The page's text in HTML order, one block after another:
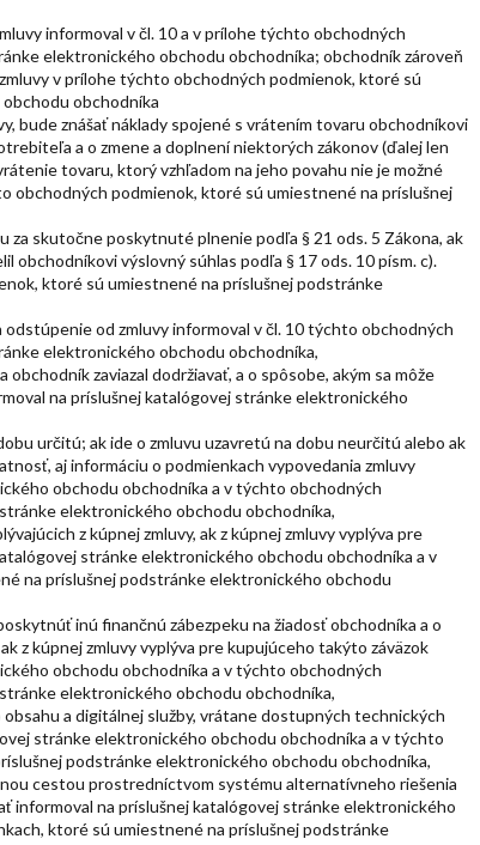
informoval v čl. 10 a v prílohe týchto obchodných
elektronického obchodu obchodníka; obchodník zároveň
v prílohe týchto obchodných podmienok, ktoré sú
obchodníka
bude znášať náklady spojené s vrátením tovaru obchodníkovi
a o zmene a doplnení niektorých zákonov (ďalej len
tovaru, ktorý vzhľadom na jeho povahu nie je možné
podmienok, ktoré sú umiestnené na príslušnej
skutočne poskytnuté plnenie podľa § 21 ods. 5 Zákona, ak
obchodníkovi výslovný súhlas podľa § 17 ods. 10 písm. c).
ktoré sú umiestnené na príslušnej podstránke
od zmluvy informoval v čl. 10 týchto obchodných
elektronického obchodu obchodníka,
zaviazal dodržiavať, a o spôsobe, akým sa môže
na príslušnej katalógovej stránke elektronického
určitú; ak ide o zmluvu uzavretú na dobu neurčitú alebo ak
aj informáciu o podmienkach vypovedania zmluvy
obchodu obchodníka a v týchto obchodných
elektronického obchodu obchodníka,
z kúpnej zmluvy, ak z kúpnej zmluvy vyplýva pre
stránke elektronického obchodu obchodníka a v
na príslušnej podstránke elektronického obchodu
inú finančnú zábezpeku na žiadosť obchodníka a o
z kúpnej zmluvy vyplýva pre kupujúceho takýto záväzok
obchodu obchodníka a v týchto obchodných
elektronického obchodu obchodníka,
a digitálnej služby, vrátane dostupných technických
stránke elektronického obchodu obchodníka a v týchto
podstránke elektronického obchodu obchodníka,
cestou prostredníctvom systému alternatívneho riešenia
informoval na príslušnej katalógovej stránke elektronického
ktoré sú umiestnené na príslušnej podstránke